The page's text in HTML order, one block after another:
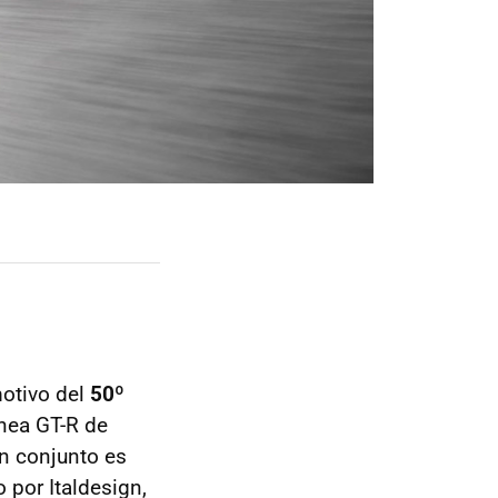
del 50º
GT-R de
conjunto es
por Italdesign,